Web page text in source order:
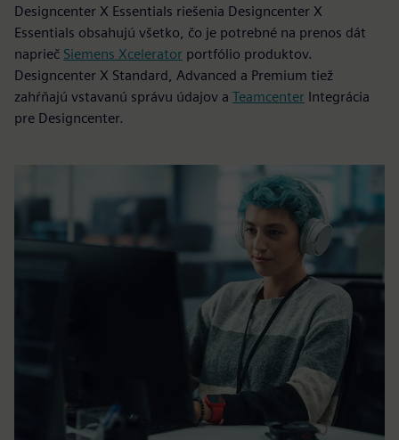
Designcenter X Essentials riešenia Designcenter X
Essentials obsahujú všetko, čo je potrebné na prenos dát
naprieč Siemens Xcelerator portfólio produktov.
Designcenter X Standard, Advanced a Premium tiež
zahŕňajú vstavanú správu údajov a Teamcenter Integrácia
pre Designcenter.